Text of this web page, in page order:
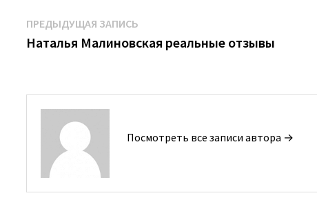
Навигация
по
ПРЕДЫДУЩАЯ ЗАПИСЬ
запись:
Наталья Малиновская реальные отзывы
Посмотреть все записи автора →